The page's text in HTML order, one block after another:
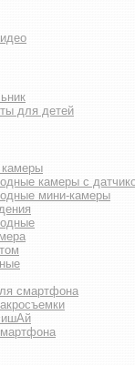
для детей
камеры с
мини-камеры
смартфона